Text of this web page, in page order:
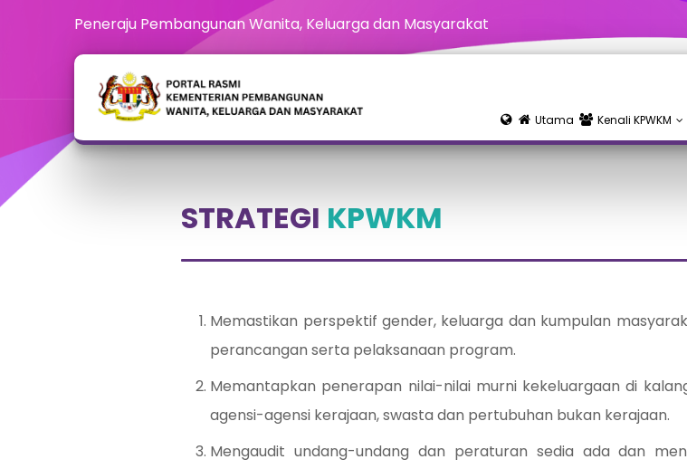
Peneraju Pembangunan Wanita, Keluarga dan Masyarakat
Utama Kenali KPWKM
STRATEGI KPWKM
Memastikan perspektif gender, keluarga dan kumpulan
perancangan serta pelaksanaan program.
Memantapkan penerapan nilai-nilai murni kekeluargaan di
agensi-agensi kerajaan, swasta dan pertubuhan bukan kerajaan.
Mengaudit undang-undang dan peraturan sedia ada dan